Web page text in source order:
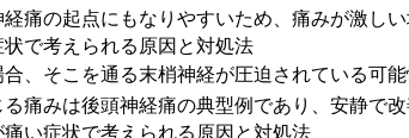
痛の起点にもなりやすいため、痛みが激し
で考えられる原因と対処法
、そこを通る末梢神経が圧迫されている可
痛みは後頭神経痛の典型例であり、安静で
い症状で考えられる原因と対処法